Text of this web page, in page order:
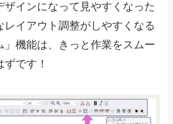
ザインになって見やすくなった
レイアウト調整がしやすくなる
」機能は、きっと作業をスムー
です！